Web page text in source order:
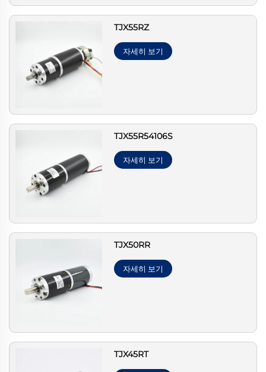
TJX55RZ
자세히 보기
TJX55R54106S
자세히 보기
TJX50RR
자세히 보기
TJX45RT